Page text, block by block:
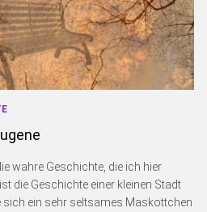
2016
2018
wahre Geschichte, die ich hier
die Geschichte einer kleinen Stadt
sich ein sehr seltsames Maskottchen